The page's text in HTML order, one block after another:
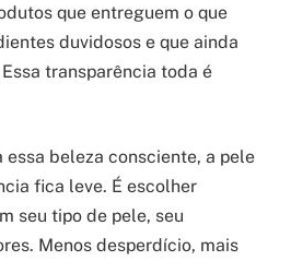
que entreguem o que
duvidosos e que ainda
transparência toda é
essa beleza consciente, a pele
fica leve. É escolher
seu tipo de pele, seu
Menos desperdício, mais